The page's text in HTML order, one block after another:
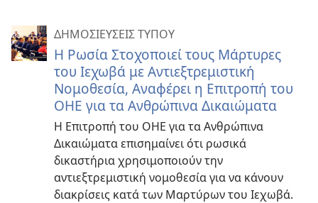
ΔΗΜΟΣΙΕΥΣΕΙΣ ΤΥΠΟΥ
Η Ρωσία Στοχοποιεί τους Μάρτυρες
του Ιεχωβά με Αντιεξτρεμιστική
Νομοθεσία, Αναφέρει η Επιτροπή του
ΟΗΕ για τα Ανθρώπινα Δικαιώματα
Η Επιτροπή του ΟΗΕ για τα Ανθρώπινα
Δικαιώματα επισημαίνει ότι ρωσικά
δικαστήρια χρησιμοποιούν την
αντιεξτρεμιστική νομοθεσία για να κάνουν
διακρίσεις κατά των Μαρτύρων του Ιεχωβά.